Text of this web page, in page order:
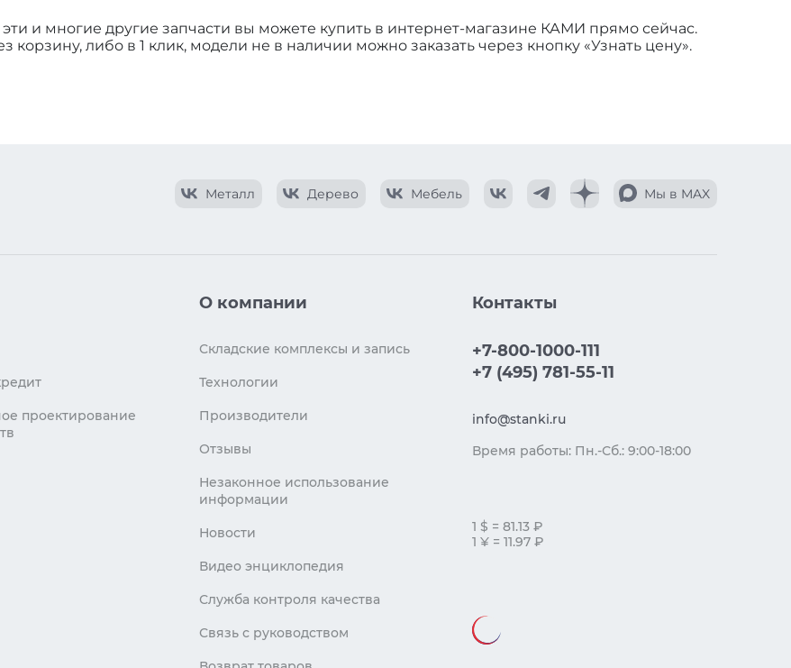
и многие другие запчасти вы можете купить в интернет-магазине КАМИ прямо сейчас.
либо в 1 клик, модели не в наличии можно заказать через кнопку «Узнать цену».
Металл Дерево Мебель Мы в MAX
проектирование
О компании
Складские комплексы и запись
Технологии
Производители
Отзывы
Незаконное использование
информации
Новости
Видео энциклопедия
Служба контроля качества
Связь с руководством
Контакты
+7-800-1000-111
+7 (495) 781-55-11
info@stanki.ru
Время работы: Пн.-Сб.: 9:00-18:00
1 $ = 81.13 ₽
1 ¥ = 11.97 ₽